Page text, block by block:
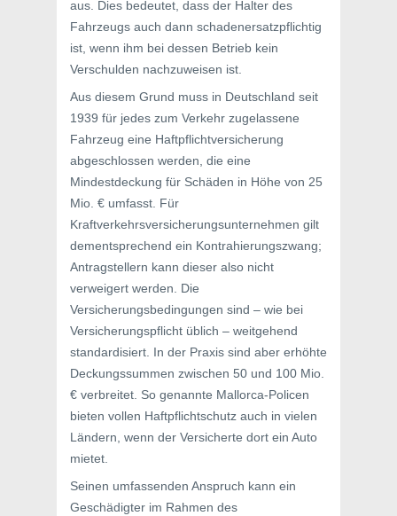
aus. Dies bedeutet, dass der Halter des
Fahrzeugs auch dann schadenersatzpflichtig
ist, wenn ihm bei dessen Betrieb kein
Verschulden nachzuweisen ist.
Aus diesem Grund muss in Deutschland seit
1939 für jedes zum Verkehr zugelassene
Fahrzeug eine Haftpflichtversicherung
abgeschlossen werden, die eine
Mindestdeckung für Schäden in Höhe von 25
Mio. € umfasst. Für
Kraftverkehrsversicherungsunternehmen gilt
dementsprechend ein Kontrahierungszwang;
Antragstellern kann dieser also nicht
verweigert werden. Die
Versicherungsbedingungen sind – wie bei
Versicherungspflicht üblich – weitgehend
standardisiert. In der Praxis sind aber erhöhte
Deckungssummen zwischen 50 und 100 Mio.
€ verbreitet. So genannte Mallorca-Policen
bieten vollen Haftpflichtschutz auch in vielen
Ländern, wenn der Versicherte dort ein Auto
mietet.
Seinen umfassenden Anspruch kann ein
Geschädigter im Rahmen des